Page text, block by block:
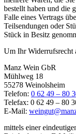
bestellt haben und die
Falle eines Vertrags
Teilsendungen oder
Stück in Besitz
Um Ihr Widerrufsrecht
Manz Wein GbR
Mühlweg 18
55278 Weinolsheim
Telefon: 0 62 49 – 80
Telefax: 0 62 49 – 80
E-Mail:
mittels einer